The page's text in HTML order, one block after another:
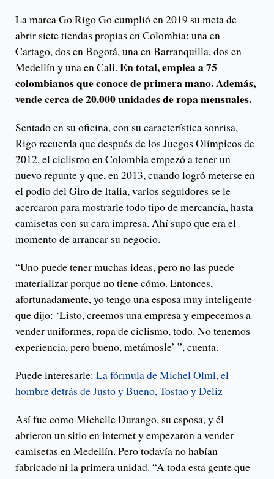
La marca Go Rigo Go cumplió en 2019 su meta de
abrir siete tiendas propias en Colombia: una en
Cartago, dos en Bogotá, una en Barranquilla, dos en
Medellín y una en Cali. En total, emplea a 75
colombianos que conoce de primera mano. Además,
vende cerca de 20.000 unidades de ropa mensuales.
Sentado en su oficina, con su característica sonrisa,
Rigo recuerda que después de los Juegos Olímpicos de
2012, el ciclismo en Colombia empezó a tener un
nuevo repunte y que, en 2013, cuando logró meterse en
el podio del Giro de Italia, varios seguidores se le
acercaron para mostrarle todo tipo de mercancía, hasta
camisetas con su cara impresa. Ahí supo que era el
momento de arrancar su negocio.
“Uno puede tener muchas ideas, pero no las puede
materializar porque no tiene cómo. Entonces,
afortunadamente, yo tengo una esposa muy inteligente
que dijo: ‘Listo, creemos una empresa y empecemos a
vender uniformes, ropa de ciclismo, todo. No tenemos
experiencia, pero bueno, metámosle’ ”, cuenta.
Puede interesarle: La fórmula de Michel Olmi, el
hombre detrás de Justo y Bueno, Tostao y Deliz
Así fue como Michelle Durango, su esposa, y él
abrieron un sitio en internet y empezaron a vender
camisetas en Medellín. Pero todavía no habían
fabricado ni la primera unidad. “A toda esta gente que